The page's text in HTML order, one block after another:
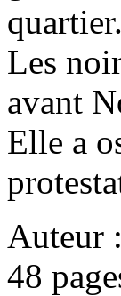
Les
avant
Elle a
Auteur
48